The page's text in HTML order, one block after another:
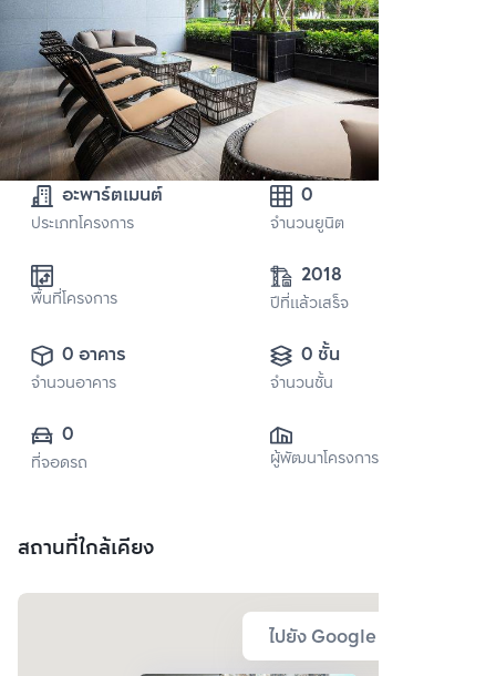
อะพาร์ตเมนต์
ประเภทโครงการ
0
จำนวนยูนิต
พื้นที่โครงการ
2018
ปีที่แล้วเสร็จ
0 อาคาร
จำนวนอาคาร
0 ชั้น
จำนวนชั้น
0
ที่จอดรถ ผู้พัฒนาโครงการ
สถานที่ใกล้เคียง
ไปยัง Google Map